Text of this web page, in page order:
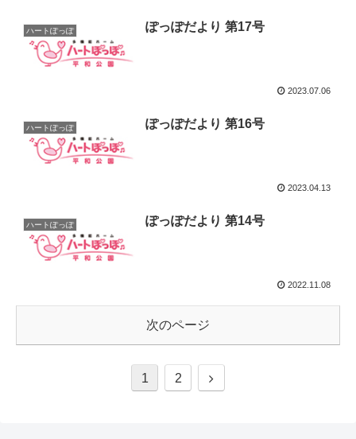
ハートぽっぽ ぽっぽだより 第17号
2023.07.06
ハートぽっぽ ぽっぽだより 第16号
2023.04.13
ハートぽっぽ ぽっぽだより 第14号
2022.11.08
次のページ
1 2